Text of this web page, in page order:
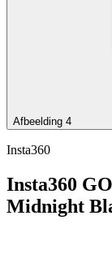
Afbeelding 4
Insta360
Insta360
Midnight